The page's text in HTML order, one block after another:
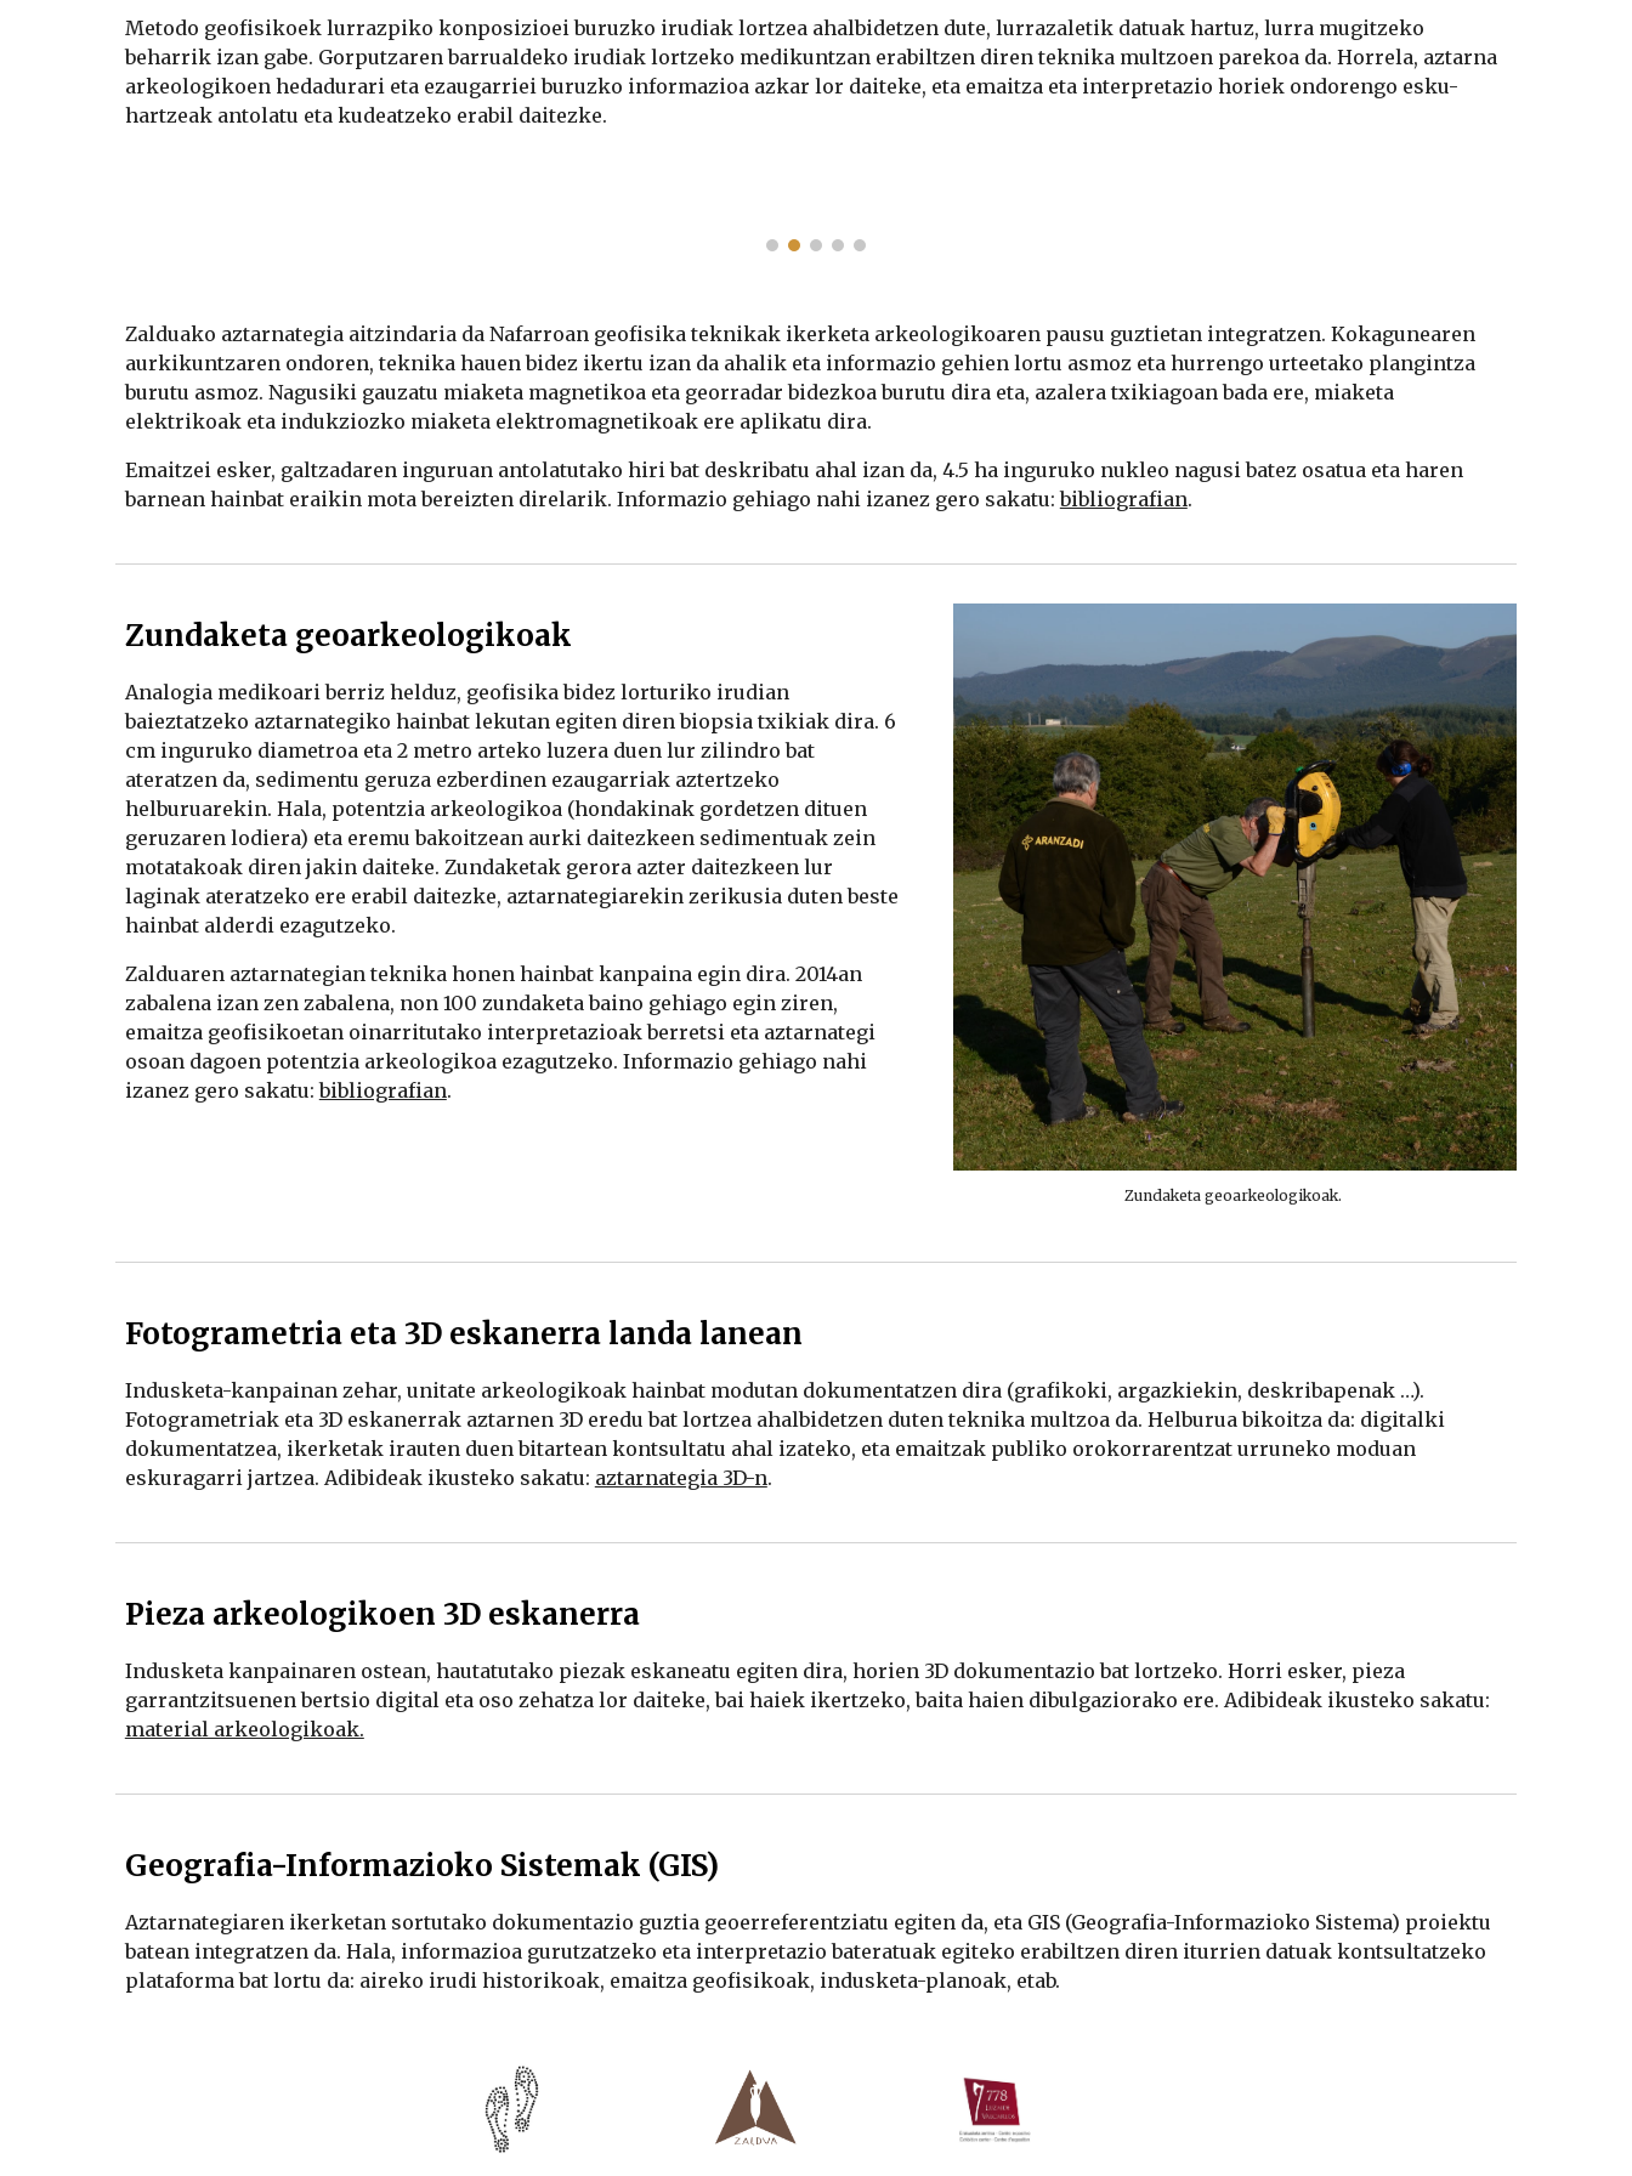
Metodo geofisikoek lurrazpiko konposizioei buruzko irudiak lortzea ahalbidetzen dute, lurrazaletik datuak hartuz, lurra mugitzeko
beharrik izan gabe. Gorputzaren barrualdeko irudiak lortzeko medikuntzan erabiltzen diren teknika multzoen parekoa da. Horrela, aztarna
arkeologikoen hedadurari eta ezaugarriei buruzko informazioa azkar lor daiteke, eta emaitza eta interpretazio horiek ondorengo esku-
hartzeak antolatu eta kudeatzeko erabil daitezke.
Zalduako aztarnategia aitzindaria da Nafarroan geofisika teknikak ikerketa arkeologikoaren pausu guztietan integratzen. Kokagunearen
aurkikuntzaren ondoren, teknika hauen bidez ikertu izan da ahalik eta informazio gehien lortu asmoz eta hurrengo urteetako plangintza
burutu asmoz. Nagusiki gauzatu miaketa magnetikoa eta georradar bidezkoa burutu dira eta, azalera txikiagoan bada ere, miaketa
elektrikoak eta indukziozko miaketa elektromagnetikoak ere aplikatu dira.
Emaitzei esker, galtzadaren inguruan antolatutako hiri bat deskribatu ahal izan da, 4.5 ha inguruko nukleo nagusi batez osatua eta haren
barnean hainbat eraikin mota bereizten direlarik. Informazio gehiago nahi izanez gero sakatu: bibliografian.
Zundaketa geoarkeologikoak
Analogia medikoari berriz helduz, geofisika bidez lorturiko irudian
baieztatzeko aztarnategiko hainbat lekutan egiten diren biopsia txikiak dira. 6
cm inguruko diametroa eta 2 metro arteko luzera duen lur zilindro bat
ateratzen da, sedimentu geruza ezberdinen ezaugarriak aztertzeko
helburuarekin. Hala, potentzia arkeologikoa (hondakinak gordetzen dituen
geruzaren lodiera) eta eremu bakoitzean aurki daitezkeen sedimentuak zein
motatakoak diren jakin daiteke. Zundaketak gerora azter daitezkeen lur
laginak ateratzeko ere erabil daitezke, aztarnategiarekin zerikusia duten beste
hainbat alderdi ezagutzeko.
Zalduaren aztarnategian teknika honen hainbat kanpaina egin dira. 2014an
zabalena izan zen zabalena, non 100 zundaketa baino gehiago egin ziren,
emaitza geofisikoetan oinarritutako interpretazioak berretsi eta aztarnategi
osoan dagoen potentzia arkeologikoa ezagutzeko. Informazio gehiago nahi
izanez gero sakatu: bibliografian.
Zundaketa geoarkeologikoak.
Fotogrametria eta 3D eskanerra landa lanean
Indusketa-kanpainan zehar, unitate arkeologikoak hainbat modutan dokumentatzen dira (grafikoki, argazkiekin, deskribapenak …).
Fotogrametriak eta 3D eskanerrak aztarnen 3D eredu bat lortzea ahalbidetzen duten teknika multzoa da. Helburua bikoitza da: digitalki
dokumentatzea, ikerketak irauten duen bitartean kontsultatu ahal izateko, eta emaitzak publiko orokorrarentzat urruneko moduan
eskuragarri jartzea. Adibideak ikusteko sakatu: aztarnategia 3D-n.
Pieza arkeologikoen 3D eskanerra
Indusketa kanpainaren ostean, hautatutako piezak eskaneatu egiten dira, horien 3D dokumentazio bat lortzeko. Horri esker, pieza
material arkeologikoak.
Geografia-Informazioko Sistemak (GIS)
Aztarnategiaren ikerketan sortutako dokumentazio guztia geoerreferentziatu egiten da, eta GIS (Geografia-Informazioko Sistema) proiektu
batean integratzen da. Hala, informazioa gurutzatzeko eta interpretazio bateratuak egiteko erabiltzen diren iturrien datuak kontsultatzeko
plataforma bat lortu da: aireko irudi historikoak, emaitza geofisikoak, indusketa-planoak, etab.